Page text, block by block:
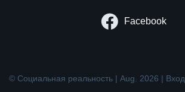
Facebook
© Социальная реальность | Aug. 2026 | Вход